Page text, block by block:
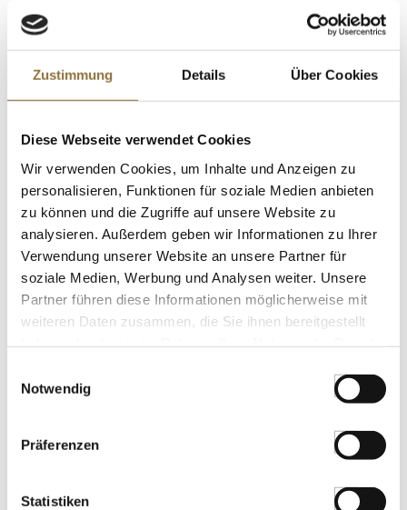
Zustimmung Details Über Cookies
Diese Webseite verwendet Cookies
Wir verwenden Cookies, um Inhalte und Anzeigen zu
personalisieren, Funktionen für soziale Medien anbieten
zu können und die Zugriffe auf unsere Website zu
analysieren. Außerdem geben wir Informationen zu Ihrer
Verwendung unserer Website an unsere Partner für
soziale Medien, Werbung und Analysen weiter. Unsere
Partner führen diese Informationen möglicherweise mit
weiteren Daten zusammen, die Sie ihnen bereitgestellt
Notwendig
Präferenzen
Statistiken
LEBENSMITTELKENNZEICHNUNGEN
€ 97,50/ Liter
St.
LEBENSMITTELKENNZEICHNUNGEN
Sosa Natürliche Lebensmittelfarbe Pink,
Pulver alles löslich (38628), 200 g
Art.Nr.:60449
€ 369,75/ kg
Kakaobutter Spray, Velvet/Samt Effekt,